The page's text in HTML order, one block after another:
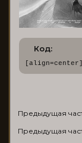
Код:
Предыдущая
Предыдущая